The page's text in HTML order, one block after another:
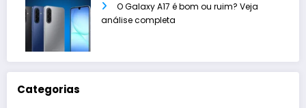
O Galaxy A17 é bom ou ruim? Veja
análise completa
Categorias